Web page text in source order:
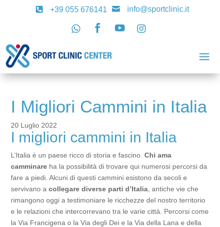
 +39 055 676141  info@sportclinic.it
   
I Migliori Cammini in Italia
20 Luglio 2022
I migliori cammini in Italia
L’Italia è un paese ricco di storia e fascino.Chi ama
camminare ha la possibilità di trovare qui numerosi percorsi da
fare a piedi. Alcuni di questi cammini esistono da secoli e
servivano acollegare diverse parti d’Italia , antiche vie che
rimangono oggi a testimoniare le ricchezze del nostro territorio
e le relazioni che intercorrevano tra le varie città. Percorsi come
la Via Francigena o la Via degli Dei e la Via della Lana e della